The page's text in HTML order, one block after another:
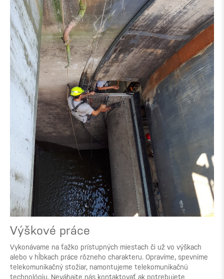
Výškové práce
Vykonávame na ťažko prístupných miestach či už vo výškach
alebo v hĺbkach práce rôzneho charakteru. Opravíme, spevníme
telekomunikačný stožiar, namontujeme telekomunikačnú
technológiu. Neváhajte nás kontaktovať ak potrebujete